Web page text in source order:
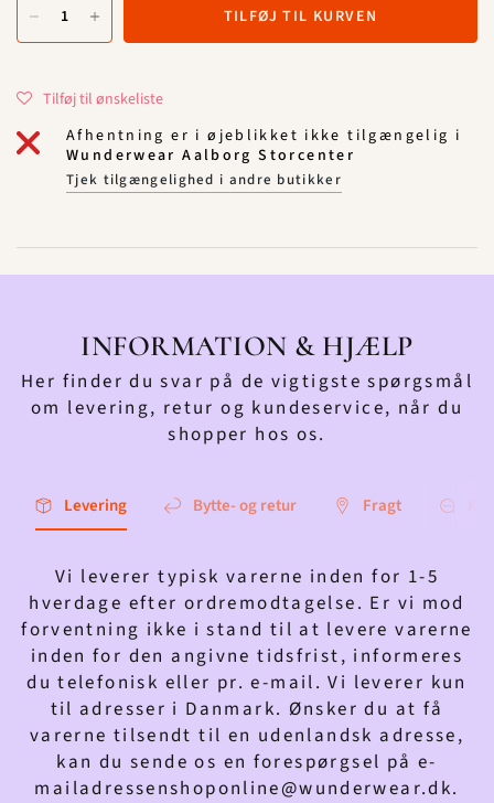
TILFØJ TIL KURVEN
Tilføj til ønskeliste
Afhentning er i øjeblikket ikke tilgængelig i
Wunderwear Aalborg Storcenter
Tjek tilgængelighed i andre butikker
INFORMATION & HJÆLP
Her finder du svar på de vigtigste spørgsmål
om levering, retur og kundeservice, når du
shopper hos os.
Levering Bytte- og retur Fragt
Vi leverer typisk varerne inden for 1-5
hverdage efter ordremodtagelse. Er vi mod
forventning ikke i stand til at levere varerne
inden for den angivne tidsfrist, informeres
du telefonisk eller pr. e-mail. Vi leverer kun
til adresser i Danmark. Ønsker du at få
varerne tilsendt til en udenlandsk adresse,
kan du sende os en forespørgsel på e-
mailadressenshoponline@wunderwear.dk.